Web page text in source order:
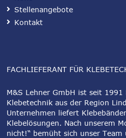
FACHLIEFERANT FÜR
M&S Lehner GmbH ist seit
Klebetechnik aus der Region
Unternehmen liefert
Klebelösungen. Nach unserem
nicht!“ bemüht sich unser
Stellenangebote
Kontakt